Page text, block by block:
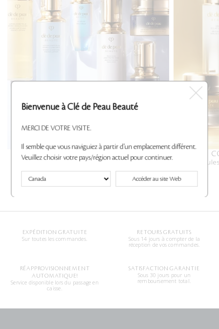
SOIN ÉCLAT CLÉ
Une routine en trois étapes pour révéler tout le
potentiel de la peau grâce à l'hydratation et à la
protection.
Magasiner
Des
EXPÉDITION GRATUITE
Sur toutes les commandes.
RETOURS GRATUITS
Sous 14 jours à compter de la
réception de vos commandes.
RÉAPPROVISIONNEMENT
AUTOMATIQUE!
Service disponible lors du passage en
caisse.
SATISFACTION GARANTIE
Sous 30 jours pour un
remboursement total.
Bienvenue à Clé de Peau Beauté
MERCI DE VOTRE VISITE.
Il semble que vous naviguiez à partir d'un emplacement différent.
Veuillez choisir votre pays/région actuel pour continuer.
Accéder au site Web